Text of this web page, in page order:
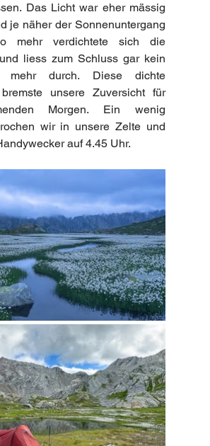
Das Licht war eher mässig
je näher der Sonnenuntergang
mehr verdichtete sich die
liess zum Schluss gar kein
mehr durch. Diese dichte
unsere Zuversicht für
Morgen. Ein wenig
wir in unsere Zelte und
auf 4.45 Uhr.